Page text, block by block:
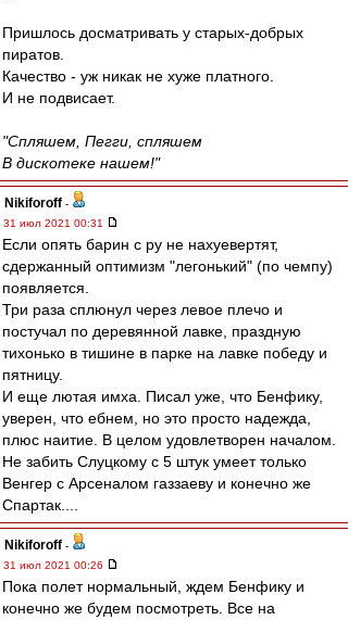
Пришлось досматривать у старых-добрых
пиратов.
Качество - уж никак не хуже платного.
И не подвисает.
"Спляшем, Пегги, спляшем
В дискотеке нашем!"
Nikiforoff -
31 июл 2021 00:31
Если опять барин с ру не нахуевертят,
сдержанный оптимизм "легонький" (по чемпу)
появляется.
Три раза сплюнул через левое плечо и
постучал по деревянной лавке, праздную
тихонько в тишине в парке на лавке победу и
пятницу.
И еще лютая имха. Писал уже, что Бенфику,
уверен, что ебнем, но это просто надежда,
плюс наитие. В целом удовлетворен началом.
Не забить Слуцкому с 5 штук умеет только
Венгер с Арсеналом газзаеву и конечно же
Спартак....
Nikiforoff -
31 июл 2021 00:26
Пока полет нормальный, ждем Бенфику и
конечно же будем посмотреть. Все на